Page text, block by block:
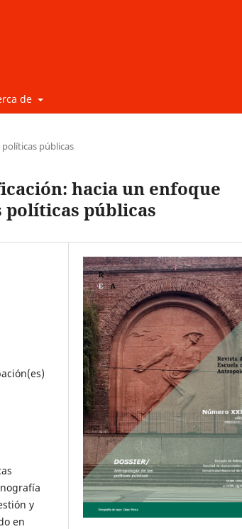
de
públicas
hacia un enfoque
públicas
y
en